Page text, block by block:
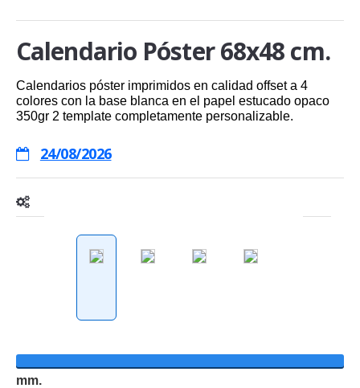
Calendario Póster 68x48 cm.
Calendarios póster imprimidos en calidad offset a 4
colores con la base blanca en el papel estucado opaco
350gr 2 template completamente personalizable.
24/08/2026
mm.